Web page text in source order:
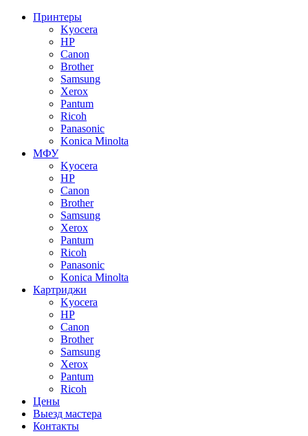
Принтеры
Kyocera
HP
Canon
Brother
Samsung
Xerox
Pantum
Ricoh
Panasonic
Konica Minolta
МФУ
Kyocera
HP
Canon
Brother
Samsung
Xerox
Pantum
Ricoh
Panasonic
Konica Minolta
Картриджи
Kyocera
HP
Canon
Brother
Samsung
Xerox
Pantum
Ricoh
Цены
Выезд мастера
Контакты